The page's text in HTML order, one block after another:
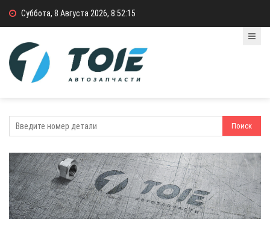
Суббота, 8 Августа 2026, 8:52:15